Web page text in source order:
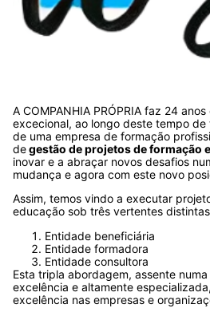
A COMPANHIA PRÓPRIA faz 24
excecional, ao longo deste tempo
de uma empresa de formação
degestão de projetos de formação
inovar e a abraçar novos desafios
mudança e agora com este novo
Assim, temos vindo a executar
educação sob três vertentes
Entidade beneficiária
Entidade formadora
Entidade consultora
Esta tripla abordagem, assente
excelência e altamente
excelência nas empresas e